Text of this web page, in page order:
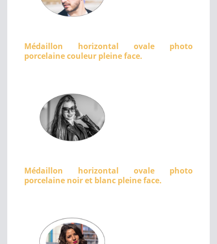
Médaillon horizontal ovale photo
porcelaine couleur pleine face.
Médaillon horizontal ovale photo
porcelaine noir et blanc pleine face.